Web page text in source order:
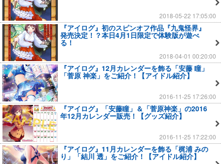
2018-05-22 17:05:00
『アイログ』初のスピンオフ作品『九鬼怪界』
発売決定！？本日4月1日限定で体験版が遊べ
る！
2018-04-01 00:20:00
『アイログ』12月カレンダーを飾る「安藤 瞳」
「菅原 神楽」をご紹介！【アイドル紹介】
2016-11-25 17:26:00
『アイログ』「安藤瞳」＆「菅原神楽」の2016
年12月カレンダー販売！【グッズ紹介】
2016-11-25 17:22:00
『アイログ』11月カレンダーを飾る「梶浦 みの
り」「結川 透」をご紹介！【アイドル紹介】